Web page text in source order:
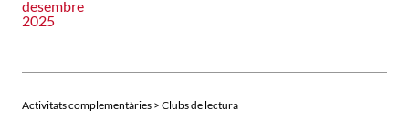
desembre
2025
Activitats complementàries > Clubs de lectura